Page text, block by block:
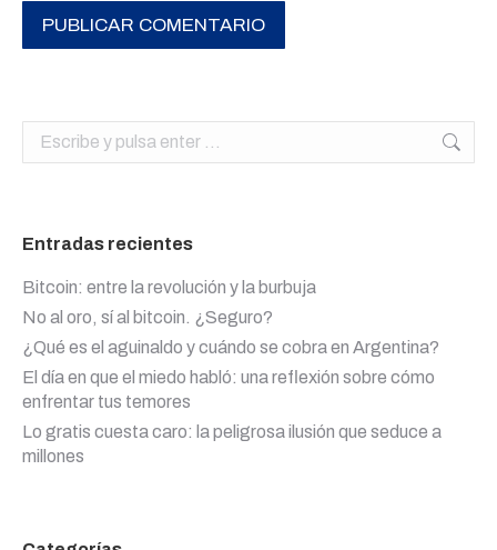
PUBLICAR COMENTARIO
Buscar:
Entradas recientes
Bitcoin: entre la revolución y la burbuja
No al oro, sí al bitcoin. ¿Seguro?
¿Qué es el aguinaldo y cuándo se cobra en Argentina?
El día en que el miedo habló: una reflexión sobre cómo
enfrentar tus temores
Lo gratis cuesta caro: la peligrosa ilusión que seduce a
millones